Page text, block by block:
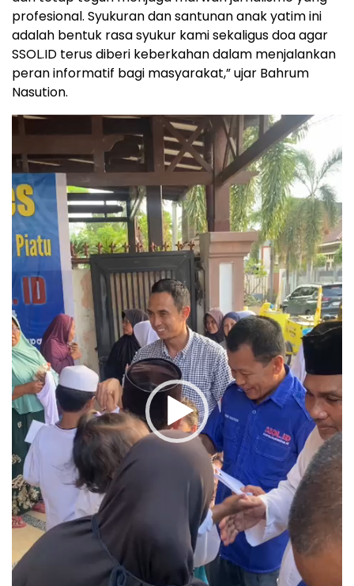
profesional. Syukuran dan santunan anak yatim ini
adalah bentuk rasa syukur kami sekaligus doa agar
SSOL.ID terus diberi keberkahan dalam menjalankan
peran informatif bagi masyarakat,” ujar Bahrum
Nasution.
Pemutar